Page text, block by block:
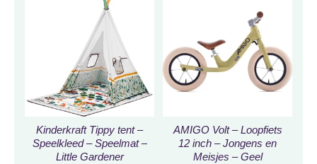
Kinderkraft Tippy tent –
Speelkleed – Speelmat –
Little Gardener
AMIGO Volt – Loopfiets
12 inch – Jongens en
Meisjes – Geel